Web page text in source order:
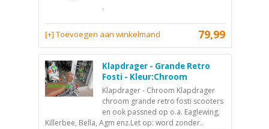
.
79,99
[+] Toevoegen aan winkelmand
Klapdrager - Grande Retro
Fosti - Kleur:Chroom
Klapdrager - Chroom Klapdrager
chroom grande retro fosti scooters
en ook passned op o.a. Eaglewing,
Killerbee, Bella, Agm enz.Let op: word zonder..